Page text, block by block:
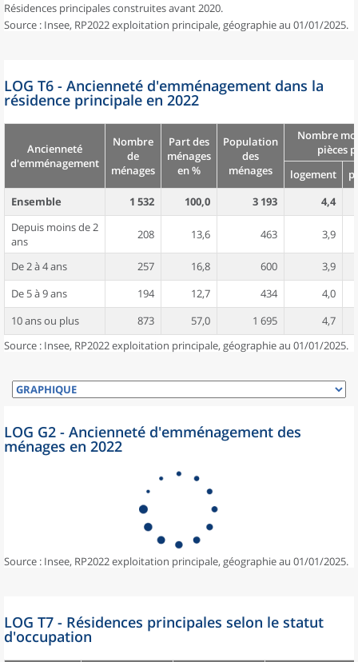
Résidences principales construites avant 2020.
Source : Insee, RP2022 exploitation principale, géographie au 01/01/2025.
LOG T6 - Ancienneté d'emménagement dans la
résidence principale en 2022
Ancienneté
d'emménagement
Nombre
de
ménages
Part des
ménages
en %
Population
des
ménages
Nombre
pièces
logement
Ensemble
1 532 100,0 3 193
4,4
Depuis moins de 2
ans
208 13,6 463 3,9
De 2 à 4 ans 257 16,8 600
3,9
De 5 à 9 ans
194 12,7 434
4,0
10 ans ou plus
873 57,0 1 695
4,7
Source : Insee, RP2022 exploitation principale, géographie au 01/01/2025.
LOG G2 - Ancienneté d'emménagement des
ménages en 2022
Source : Insee, RP2022 exploitation principale, géographie au 01/01/2025.
LOG T7 - Résidences principales selon le statut
d'occupation